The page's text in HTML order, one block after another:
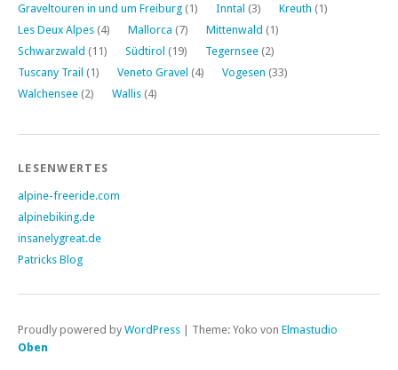
Graveltouren in und um Freiburg (1) Inntal (3) Kreuth (1)
Les Deux Alpes (4) Mallorca (7) Mittenwald (1)
Schwarzwald (11) Südtirol (19) Tegernsee (2)
Tuscany Trail (1) Veneto Gravel (4) Vogesen (33)
Walchensee (2) Wallis (4)
LESENWERTES
alpine-freeride.com
alpinebiking.de
insanelygreat.de
Patricks Blog
Proudly powered by WordPress Theme: Yoko von Elmastudio
Oben